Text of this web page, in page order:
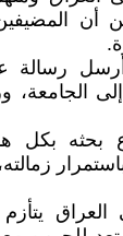
أن
رسالة
الجامعة،
بكل
يتأزم